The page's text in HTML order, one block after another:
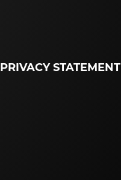
PRIVACY STATEMENT